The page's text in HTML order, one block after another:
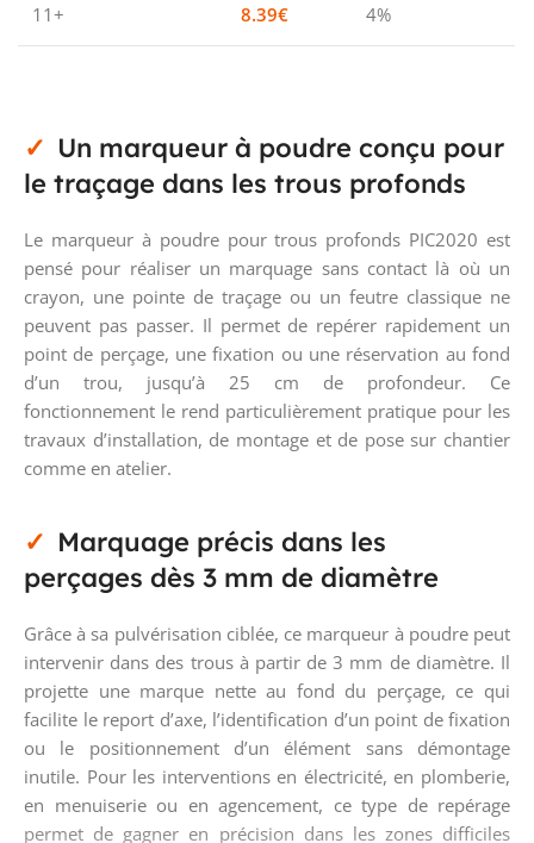
11+ 8.39€ 4%
Un marqueur à poudre conçu pour
le traçage dans les trous profonds
Le marqueur à poudre pour trous profonds PIC2020 est
pensé pour réaliser un marquage sans contact là où un
crayon, une pointe de traçage ou un feutre classique ne
peuvent pas passer. Il permet de repérer rapidement un
point de perçage, une fixation ou une réservation au fond
d’un trou, jusqu’à 25 cm de profondeur. Ce
fonctionnement le rend particulièrement pratique pour les
travaux d’installation, de montage et de pose sur chantier
comme en atelier.
Marquage précis dans les
perçages dès 3 mm de diamètre
Grâce à sa pulvérisation ciblée, ce marqueur à poudre peut
intervenir dans des trous à partir de 3 mm de diamètre. Il
projette une marque nette au fond du perçage, ce qui
facilite le report d’axe, l’identification d’un point de fixation
ou le positionnement d’un élément sans démontage
inutile. Pour les interventions en électricité, en plomberie,
en menuiserie ou en agencement, ce type de repérage
permet de gagner en précision dans les zones difficiles